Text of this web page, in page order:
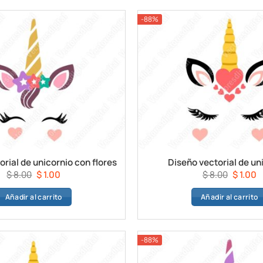
de unicornio con flores
$8.00 El
precio
original
$ 8.00.
$1.00
precio
actual
$ 1.00.
Añadir al carrito
-88%
Diseño vectorial de
$8.00 El
precio
original
$ 8.00.
$1.00El
$
Añadir al carrito
-88%